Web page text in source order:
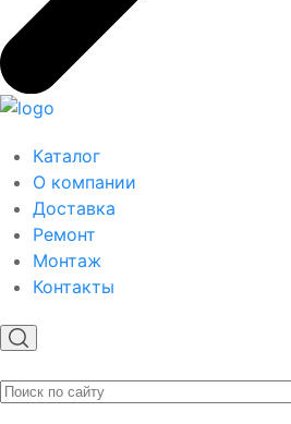
Каталог
О компании
Доставка
Ремонт
Монтаж
Контакты